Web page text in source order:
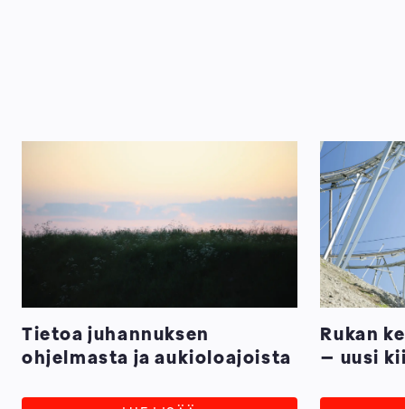
Tietoa juhannuksen
ohjelmasta ja aukioloajoista
Rukan
– uusi